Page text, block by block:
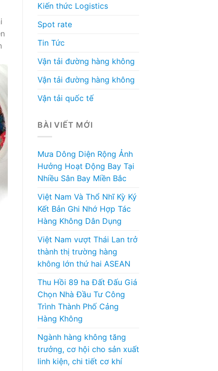
Kiến thức Logistics
Spot rate
Tin Tức
Vận tải đường hàng không
Vận tải đường hàng không
Vận tải quốc tế
BÀI VIẾT MỚI
Mưa Dông Diện Rộng Ảnh
Hưởng Hoạt Động Bay Tại
Nhiều Sân Bay Miền Bắc
Việt Nam Và Thổ Nhĩ Kỳ Ký
Kết Bản Ghi Nhớ Hợp Tác
Hàng Không Dân Dụng
Việt Nam vượt Thái Lan trở
thành thị trường hàng
không lớn thứ hai ASEAN
Thu Hồi 89 ha Đất Đấu Giá
Chọn Nhà Đầu Tư Công
Trình Thành Phố Cảng
Hàng Không
Ngành hàng không tăng
trưởng, cơ hội cho sản xuất
linh kiện, chi tiết cơ khí